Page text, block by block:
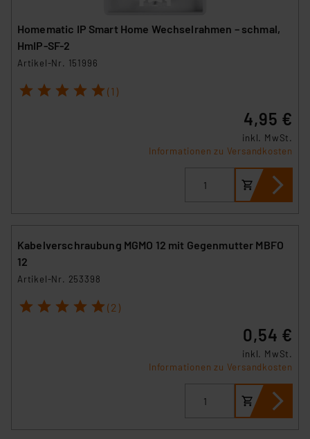
Homematic IP Smart Home Wechselrahmen – schmal,
HmIP-SF-2
Artikel-Nr. 151996
1 2 3 4 5 (1)
4,95 €
inkl. MwSt.
Informationen zu Versandkosten
Kabelverschraubung MGMO 12 mit Gegenmutter MBFO
12
Artikel-Nr. 253398
1 2 3 4 5 (2)
0,54 €
inkl. MwSt.
Informationen zu Versandkosten